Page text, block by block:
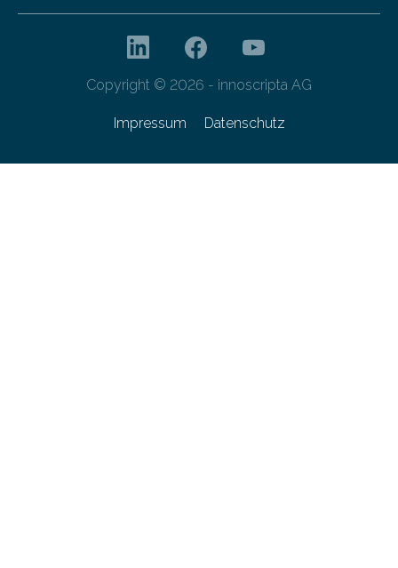
Copyright © 2026 - innoscripta AG
Impressum Datenschutz